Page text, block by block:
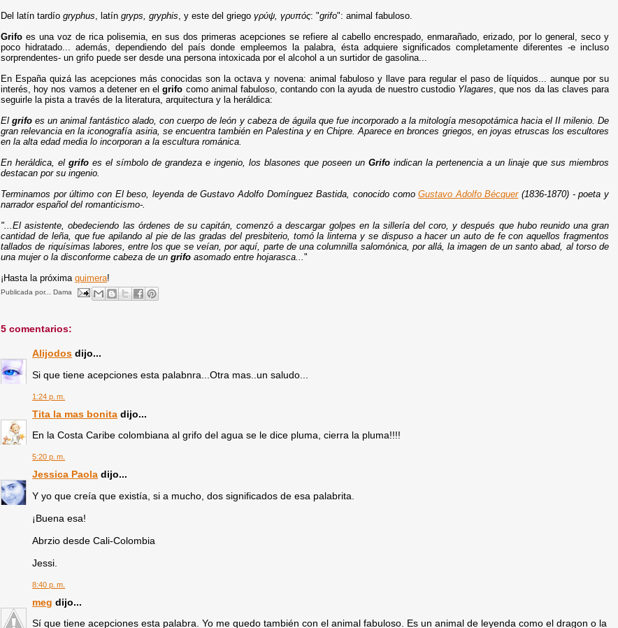
Del latín tardíogryphus, latíngryps, gryphis, y este del griegoγρύψ, γρυπός: "grifo": animal fabuloso.
Grifo es una voz de rica polisemia, en sus dos primeras acepciones se refiere al cabello encrespado, enmarañado, erizado, por lo general,seco y
poco hidratado... además, dependiendo del país donde empleemos la palabra, ésta adquiere significados completamente diferentes -e incluso
sorprendentes- un grifo puede ser desde una persona intoxicada por el alcohol a un surtidor de gasolina...
En España quizá las acepciones más conocidas son la octava y novena: animal fabuloso y llave para regular el paso de líquidos... aunque por su
interés, hoy nos vamos a detener en elgrifo como animal fabuloso, contando con la ayuda de nuestro custodio Ylagares, que nos da las claves para
seguirle la pista a través de la literatura, arquitectura y la heráldica:
Elgrifoes un animal fantástico alado, con cuerpo de león y cabeza de águila que fue incorporado a la mitología mesopotámica hacia el II milenio. De
gran relevancia en la iconografía asiria, se encuentra también en Palestina y en Chipre. Aparece en bronces griegos, en joyas etruscas los escultores
en la alta edad media lo incorporan a la escultura románica.
En heráldica, elgrifo es el símbolo de grandeza e ingenio, los blasones que poseen unGrifoindican la pertenencia a un linaje que sus miembros
destacan por su ingenio.
Terminamos por último con El beso, leyenda de Gustavo Adolfo Domínguez Bastida, conocido comoGustavo Adolfo Bécquer(1836-1870) - poeta y
narrador español del romanticismo-.
"...El asistente, obedeciendo las órdenes de su capitán, comenzó a descargar golpes en la sillería del coro, y después que hubo reunido una gran
cantidad de leña, que fue apilando al pie de las gradas del presbiterio, tomó la linterna y se dispuso a hacer un auto de fe con aquellos fragmentos
tallados de riquísimas labores, entre los que se veían, por aquí, parte de una columnilla salomónica, por allá, la imagen de un santo abad, al torso de
una mujer o la disconforme cabeza de ungrifo asomado entre hojarasca..."
¡Hasta la próximaquimera!
Publicada por...Dama
5 comentarios:
Alijodos dijo...
Si que tiene acepciones esta palabnra...Otra mas..un saludo...
1:24 p. m.
Tita la mas bonita dijo...
En la Costa Caribe colombiana al grifo del agua se le dice pluma, cierra la pluma!!!!
5:20 p. m.
Jessica Paola dijo...
Y yo que creía que existía, si a mucho, dos significados de esa palabrita.
¡Buena esa!
Abrzio desde Cali-Colombia
Jessi.
8:40 p. m.
meg dijo...
Sí que tiene acepciones esta palabra. Yo me quedo también con el animal fabuloso. Es un animal de leyenda como el dragon o la